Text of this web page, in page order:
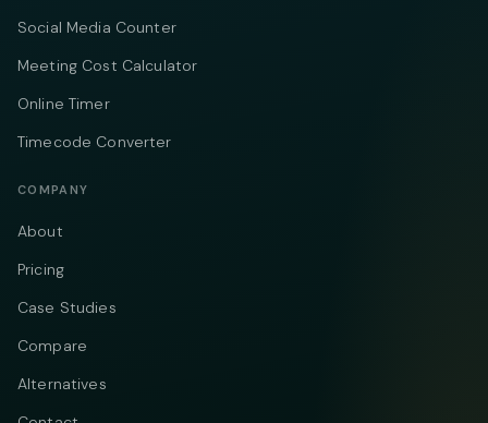
Social Media Counter
Meeting Cost Calculator
Online Timer
Timecode Converter
COMPANY
About
Pricing
Case Studies
Compare
Alternatives